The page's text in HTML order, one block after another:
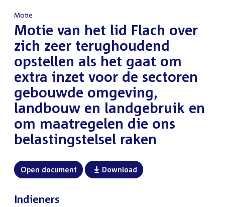
Motie
:Motie van het lid Flach over
zich zeer terughoudend
opstellen als het gaat om
extra inzet voor de sectoren
gebouwde omgeving,
landbouw en landgebruik en
om maatregelen die ons
belastingstelsel raken
Open document Download
Indieners